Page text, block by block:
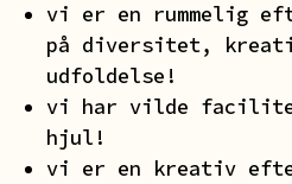
vi er en rummelig
på diversitet,
udfoldelse!
vi har vilde
hjul!
vi er en kreativ